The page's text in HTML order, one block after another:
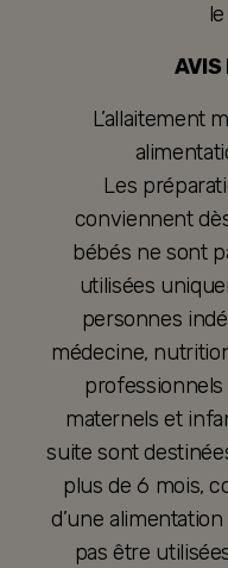
AVIS
L’allaitement
Les
conviennent
bébés ne sont
utilisées
personnes
médecine,
maternels et
suite sont
plus de 6 mois,
d’une
pas être